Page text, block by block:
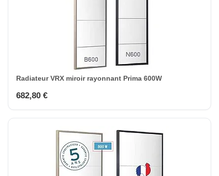
Radiateur VRX miroir rayonnant Prima 600W
682,80 €